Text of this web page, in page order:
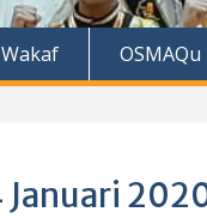
Wakaf OSMAQu
Januari